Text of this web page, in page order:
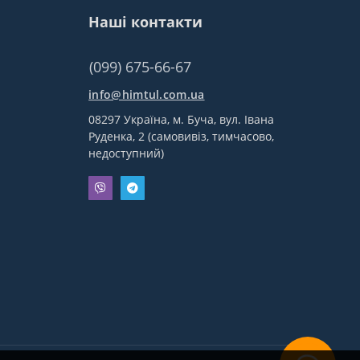
Наші контакти
(099) 675-66-67
info@himtul.com.ua
08297 Україна, м. Буча, вул. Івана
Руденка, 2 (самовивіз, тимчасово,
недоступний)